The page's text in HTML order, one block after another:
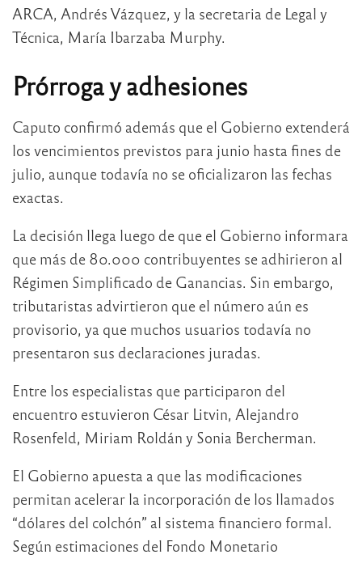
ARCA, Andrés Vázquez, y la secretaria de Legal y
Técnica, María Ibarzaba Murphy.
Prórroga y adhesiones
Caputo confirmó además que el Gobierno extenderá
los vencimientos previstos para junio hasta fines de
julio, aunque todavía no se oficializaron las fechas
exactas.
La decisión llega luego de que el Gobierno informara
que más de 80.000 contribuyentes se adhirieron al
Régimen Simplificado de Ganancias. Sin embargo,
tributaristas advirtieron que el número aún es
provisorio, ya que muchos usuarios todavía no
presentaron sus declaraciones juradas.
Entre los especialistas que participaron del
encuentro estuvieron César Litvin Alejandro
Rosenfeld Miriam Roldán y Sonia Bercherman
El Gobierno apuesta a que las modificaciones
permitan acelerar la incorporación de los llamados
“dólares del colchón” al sistema financiero formal.
Según estimaciones del Fondo Monetario